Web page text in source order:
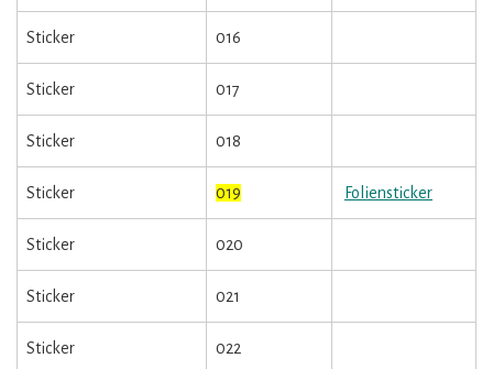
Sticker 016
Sticker 017
Sticker 018
Sticker 019 Foliensticker
Sticker 020
Sticker 021
Sticker 022